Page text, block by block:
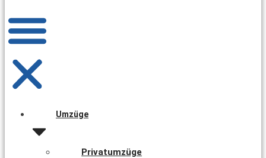
Umzüge
Privatumzüge